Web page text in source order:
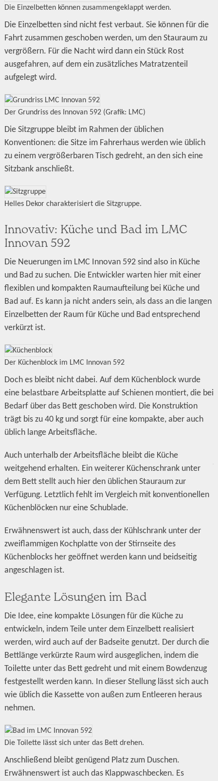
Die Einzelbetten können zusammengeklappt werden.
Die Einzelbetten sind nicht fest verbaut. Sie können für die
Fahrt zusammen geschoben werden, um den Stauraum zu
vergrößern. Für die Nacht wird dann ein Stück Rost
ausgefahren, auf dem ein zusätzliches Matratzenteil
aufgelegt wird.
Der Grundriss des Innovan 592 (Grafik: LMC)
Die Sitzgruppe bleibt im Rahmen der üblichen
Konventionen: die Sitze im Fahrerhaus werden wie üblich
zu einem vergrößerbaren Tisch gedreht, an den sich eine
Sitzbank anschließt.
Helles Dekor charakterisiert die Sitzgruppe.
Innovativ: Küche und Bad im LMC
Innovan 592
Die Neuerungen im LMC Innovan 592 sind also in Küche
und Bad zu suchen. Die Entwickler warten hier mit einer
flexiblen und kompakten Raumaufteilung bei Küche und
Bad auf. Es kann ja nicht anders sein, als dass an die langen
Einzelbetten der Raum für Küche und Bad entsprechend
verkürzt ist.
Der Küchenblock im LMC Innovan 592
Doch es bleibt nicht dabei. Auf dem Küchenblock wurde
eine belastbare Arbeitsplatte auf Schienen montiert, die bei
Bedarf über das Bett geschoben wird. Die Konstruktion
trägt bis zu 40 kg und sorgt für eine kompakte, aber auch
üblich lange Arbeitsfläche.
Auch unterhalb der Arbeitsfläche bleibt die Küche
weitgehend erhalten. Ein weiterer Küchenschrank unter
dem Bett stellt auch hier den üblichen Stauraum zur
Verfügung. Letztlich fehlt im Vergleich mit konventionellen
Küchenblöcken nur eine Schublade.
Erwähnenswert ist auch, dass der Kühlschrank unter der
zweiflammigen Kochplatte von der Stirnseite des
Küchenblocks her geöffnet werden kann und beidseitig
angeschlagen ist.
Elegante Lösungen im Bad
Die Idee, eine kompakte Lösungen für die Küche zu
entwickeln, indem Teile unter dem Einzelbett realisiert
werden, wird auch auf der Badseite genutzt. Der durch die
Bettlänge verkürzte Raum wird ausgeglichen, indem die
Toilette unter das Bett gedreht und mit einem Bowdenzug
festgestellt werden kann. In dieser Stellung lässt sich auch
wie üblich die Kassette von außen zum Entleeren heraus
nehmen.
Die Toilette lässt sich unter das Bett drehen.
Anschließend bleibt genügend Platz zum Duschen.
Erwähnenswert ist auch das Klappwaschbecken. Es